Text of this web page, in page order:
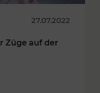
27.07.2022
Züge auf der